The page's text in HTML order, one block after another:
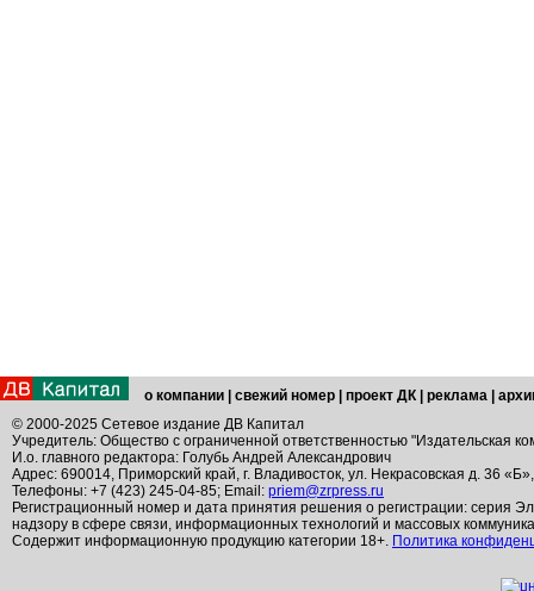
о компании свежий номер проект ДК реклама
© 2000-2025 Сетевое издание ДВ Капитал
Учредитель: Общество с ограниченной ответственностью "Издательская
И.о. главного редактора: Голубь Андрей Александрович
Адрес: 690014, Приморский край, г. Владивосток, ул. Некрасовская д. 36
Телефоны: +7 (423) 245-04-85; Email: priem@zrpress.ru
Регистрационный номер и дата принятия решения о регистрации: серия
надзору в сфере связи, информационных технологий и массовых
Содержит информационную продукцию категории 18+. Политика